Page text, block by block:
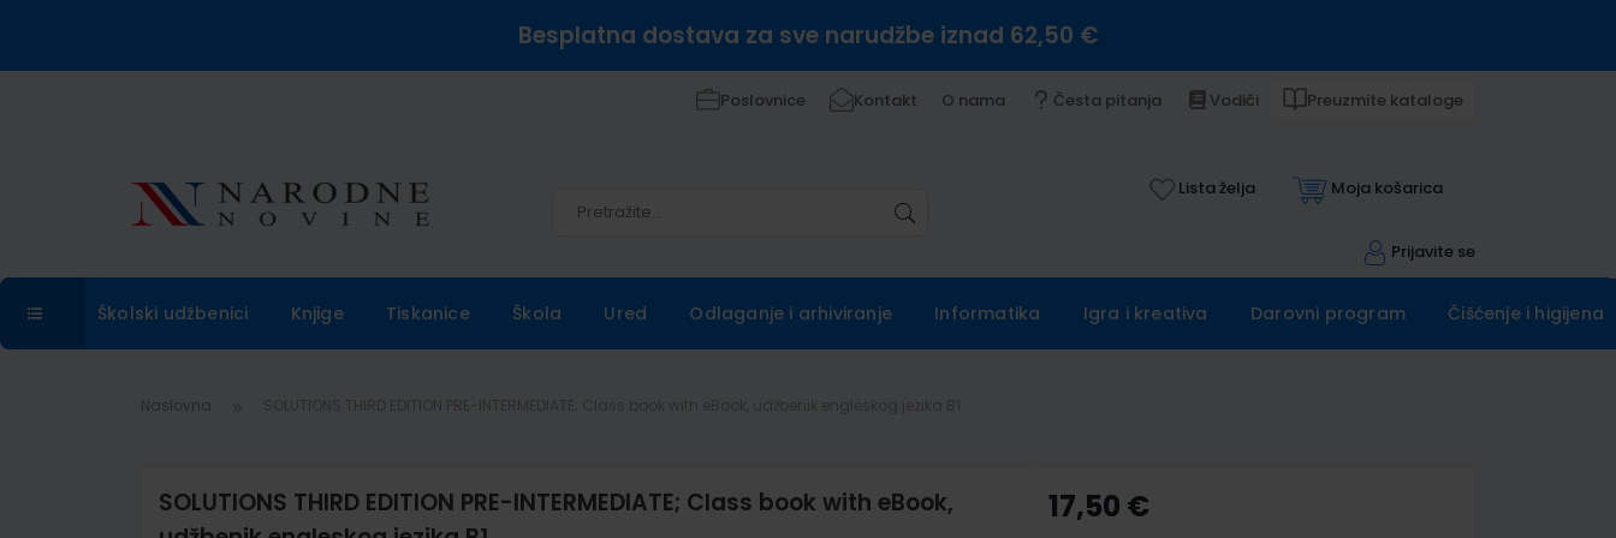
Besplatna dostava za sve narudžbe iznad 62,50 €
Poslovnice Kontakt O nama Česta pitanja Vodiči Preuzmite kataloge
Lista želja Moja košarica
Prijavite se
Školski udžbenici Knjige Tiskanice Škola Ured Odlaganje i arhiviranje Informatika Igra i kreativa Darovni program Čišćenje i higijena
Naslovna
SOLUTIONS THIRD EDITION PRE-INTERMEDIATE; Class book with eBook,
17,50 €